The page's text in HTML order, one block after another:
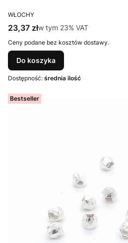
PRODUCENT
WŁOCHY
Cena brutto
23,37 złw tym %s VAT
w tym 23% VAT
Ceny podane bez kosztów dostawy.
Do koszyka
Dostępność: średnia ilość
Bestseller